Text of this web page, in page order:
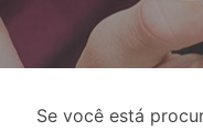
Se você está